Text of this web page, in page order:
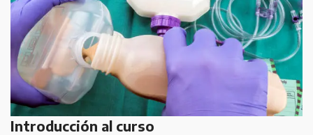
Introducción al curso